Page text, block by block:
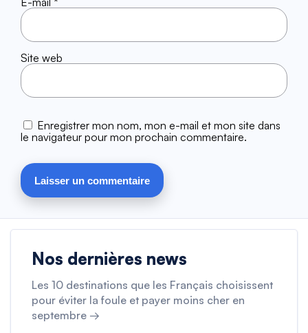
Site web
Enregistrer mon nom, mon e-mail et mon site dans
le navigateur pour mon prochain commentaire.
Nos dernières news
Les 10 destinations que les Français choisissent
pour éviter la foule et payer moins cher en
septembre →